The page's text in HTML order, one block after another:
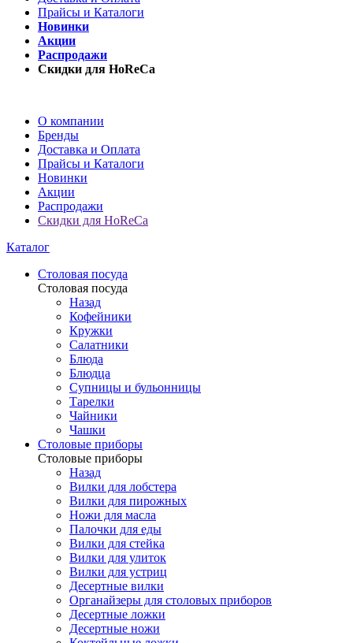
Прайсы и Каталоги
Новинки
Акции
Распродажи
Скидки для HoReCa
О компании
Бренды
Доставка и Оплата
Прайсы и Каталоги
Новинки
Акции
Распродажи
Скидки для HoReCa
Каталог
Столовая посуда
Столовая посуда
Назад
Кофейники
Кружки
Салатники
Блюда
Блюдца
Супницы и бульонницы
Тарелки
Чайники
Чашки
Cтоловые приборы
Cтоловые приборы
Назад
Вилки для лобстера
Вилки для пирожных
Ножи для масла
Палочки для еды
Вилки для стейка
Вилки для улиток
Вилки для устриц
Десертные вилки
Органайзеры для столовых приборов
Десертные ложки
Десертные ножи